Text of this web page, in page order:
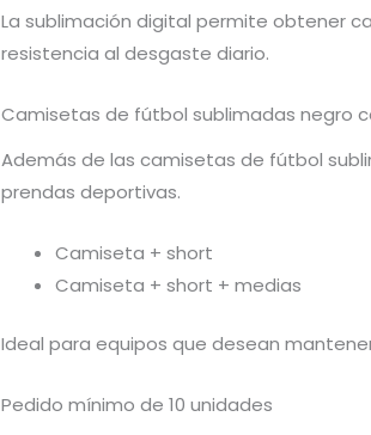
La sublimación digital permite obtener
resistencia al desgaste diario.
Camisetas de fútbol sublimadas negro
Además de las camisetas de fútbol
prendas deportivas.
Camiseta + short
Camiseta + short + medias
Ideal para equipos que desean
Pedido mínimo de 10 unidades